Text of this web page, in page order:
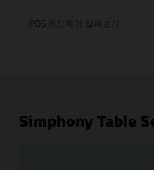
POS 하드웨어 살펴보기
Simphony Table